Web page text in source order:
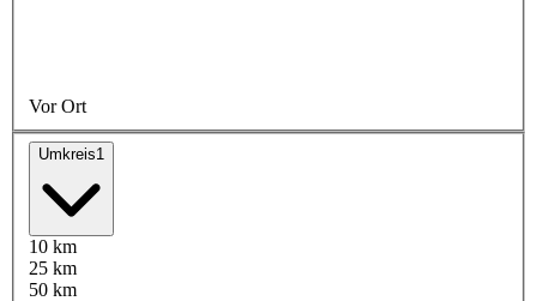
Vor Ort
Umkreis1
10 km
25 km
50 km